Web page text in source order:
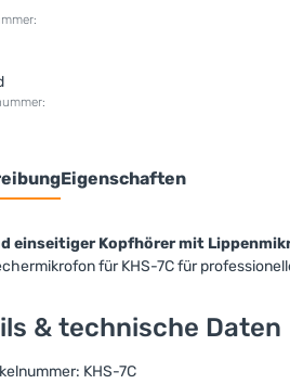
Eigenschaften
einseitiger Kopfhörer mit
für KHS-7C für
& technische Daten
KHS-7C